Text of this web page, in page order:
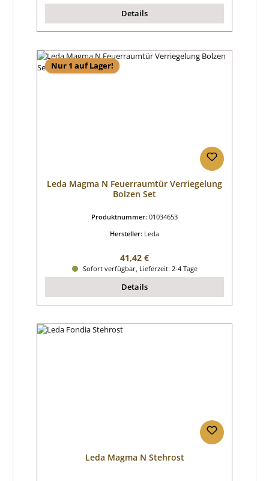
Details
Nur 1 auf Lager!
Leda Magma N Feuerraumtür Verriegelung
Bolzen Set
Produktnummer: 01034653
Hersteller: Leda
Regulärer Preis:
41,42 €
Sofort verfügbar, Lieferzeit: 2-4 Tage
Details
Leda Magma N Stehrost